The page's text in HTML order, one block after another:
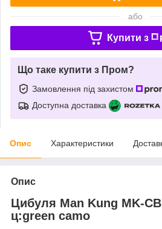
або
Купити з
Що таке купити з Пром?
Замовлення під захистом
Доступна доставка
Опис Характеристики
Опис
Цибуля Man Kung MK-
ц:green camo